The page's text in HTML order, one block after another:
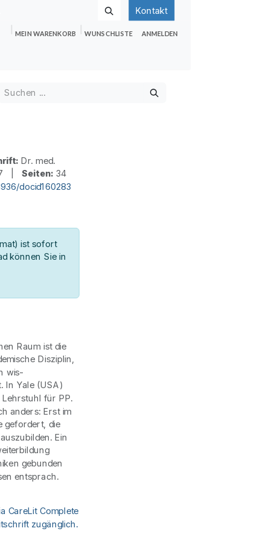
Kontakt
MEIN WARENKORB WUNSCHLISTE ANMELDEN
Dr. med.
|Seiten: 34
docid160283
ist sofort
können Sie in
Raum ist die
Disziplin,
wis-
In Yale (USA)
für PP.
anders: Erst im
gefordert, die
Ein
gebunden
entsprach.
CareLit Complete
zugänglich.